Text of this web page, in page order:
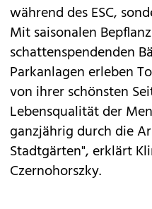
während des ESC,
Mit saisonalen
schattenspendenden
Parkanlagen erleben
von ihrer schönsten
Lebensqualität der
ganzjährig durch die
Stadtgärten", erklärt
Czernohorszky.